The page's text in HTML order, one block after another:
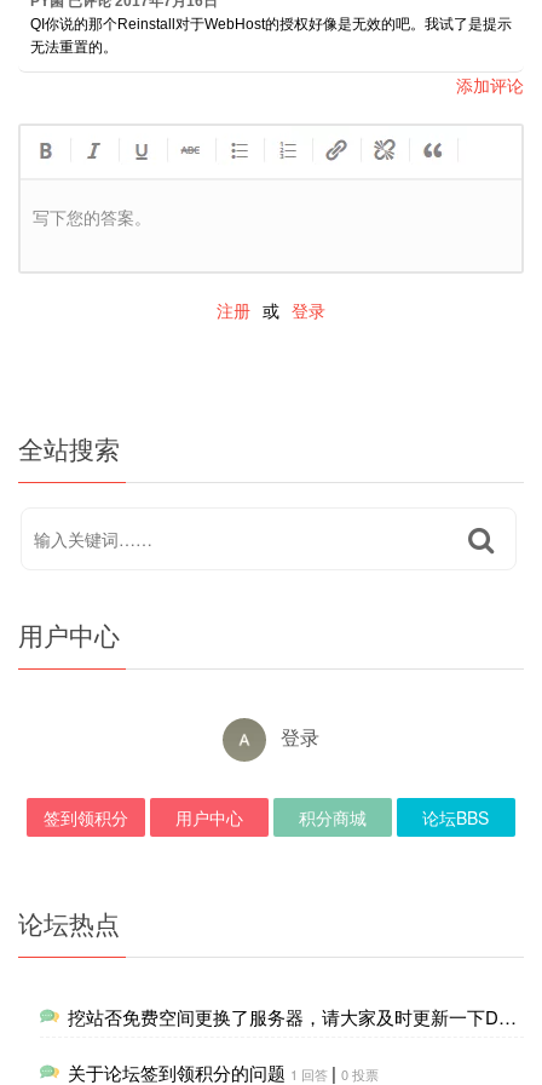
QI你说的那个Reinstall对于WebHost的授权好像是无效的吧。我试了是提示
无法重置的。
添加评论
写下您的答案。
注册 或 登录
全站搜索
用户中心
登录
签到领积分 用户中心 积分商城 论坛BBS
论坛热点
挖站否免费空间更换了服务器，请大家及时更新一下DNS解析
关于论坛签到领积分的问题 1 回答 | 0 投票